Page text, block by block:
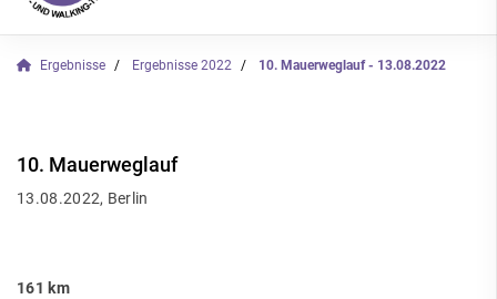
Ergebnisse Ergebnisse 2022 10. Mauerweglauf - 13.08.2022
10. Mauerweglauf
13.08.2022, Berlin
161 km